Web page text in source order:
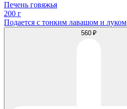
Печень говяжья
200 г
Подается с тонким лавашом и луком
560 ₽